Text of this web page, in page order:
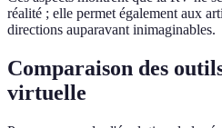
réalité ; elle permet également aux
directions auparavant inimaginables.
Comparaison des
virtuelle